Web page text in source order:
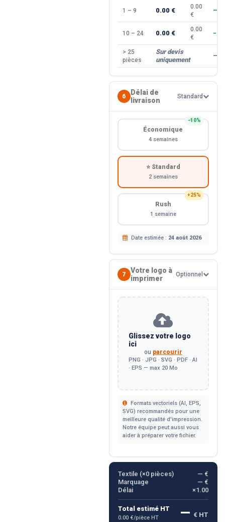
1 – 9 0.00 €
0.00
€
—
10 – 24 0.00 €
0.00
€
> 25
pièces
Sur devis
uniquement
—
6
Délai de
livraison
Standard
−10%
Économique
4 semaines
⭐ Standard
2 semaines
+25%
Rush
1 semaine
Date estimée : 24 août 2026
7
Votre logo à
imprimer
Optionnel
Glissez votre logo
ici
ou parcourir
PNG · JPG · SVG · PDF · AI
· EPS — max 20 Mo
Formats vectoriels (AI, EPS,
SVG) recommandés pour une
meilleure qualité d'impression.
Notre équipe peut aussi vous
aider à préparer votre fichier.
Textile (×0pièces)
— €
Marquage
— €
Délai
×1.00
Total estimé HT
0.00 €/pièce HT — € HT